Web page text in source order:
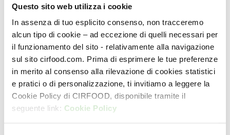
Questo sito web utilizza i cookie
In assenza di tuo esplicito consenso, non tracceremo
alcun tipo di cookie – ad eccezione di quelli necessari per
il funzionamento del sito - relativamente alla navigazione
sul sito cirfood.com. Prima di esprimere le tue preferenze
in merito al consenso alla rilevazione di cookies statistici
e pratici o di personalizzazione, ti invitiamo a leggere la
Cookie Policy di CIRFOOD, disponibile tramite il
seguente link: Cookie Policy
bar e ristoranti è guidata dal fattore prezzo
(56%) e dalla vicinanza (33%). Secondo la
ricerca, inoltre,2 studenti su 3 che frequentano
università prive del servizio mensa dichiarano
che la vorrebbero, per praticità (47%), minori
costi (33%), velocità (31%) e perché si ridurrebbe
lo stress legato alla preparazione del pranzo
(28%). Chi ne usufruisce già afferma di
apprezzare il servizio di mensa universitaria per